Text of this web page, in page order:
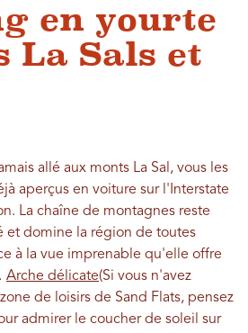
en yourte
La Sals et
allé aux monts La Sal, vous les
aperçus en voiture sur l'Interstate
La chaîne de montagnes reste
et domine la région de toutes
à la vue imprenable qu'elle offre
Arche délicate(Si vous n'avez
de loisirs de Sand Flats, pensez
admirer le coucher de soleil sur